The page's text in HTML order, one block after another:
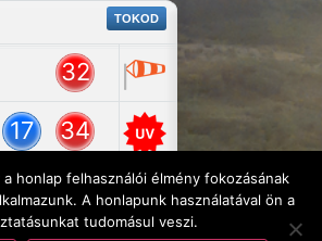
honlap felhasználói élmény fokozásának
A honlapunk használatával ön a
tudomásul veszi.